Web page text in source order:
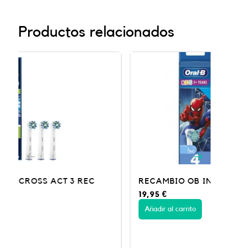
Productos relacionados
RECAMBIO OB INF SPIDERMAN 4UDS